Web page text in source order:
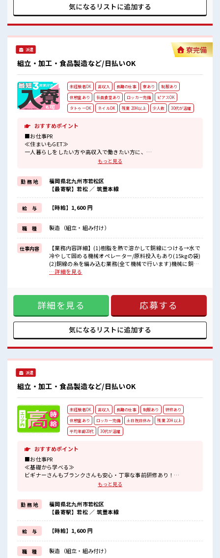
数の職場☆ 活気あふれる20代活躍中の職場です☆ 休憩室完備
気になるリストに追加する
派遣
組立・加工・食品製造など/日払いOK
寮完備
未経験者OK 高収入 長期の仕事 寮あり
制服あり
休憩室あり
社員食堂あり ロッカー完備
ピアスOK
タトゥーOK
ネイルOK 残業 20H以上 少人数 30代が活躍
おすすめポイント
■お仕事PR
≪住まいもGET≫
一人暮らしをしたい方や高収入で働きたい方に、
オススメしたい寮完備のお仕事！
安心して寮で新生活がスタートできます♪
基本的に赴任地までの交通費が出ますので遠方の方もご安心くださ
(規定有)≪残業で稼げる≫
高収入を希望される方にオススメ。
残業は月20時間以上あります♪
≪動きやすい制服アリ≫
制服があるので、
毎日の服装の悩み解消♪
■職場の雰囲気
少人数でアットホームな雰囲気の職場！
休憩室で自分タイム！
ロッカー付き職場♪
残業多め！
稼ぎたい方は必見！
もっと見る
勤 務 地
福岡県北九州市若松区
【最寄駅】若松 ／ 筑豊本線
給 与 【時給】1,600 円
職 種 製造（組立・組み付け）
仕事内容
【業務内容詳細】(1)樹脂を熱で溶かして銅線につける→水で
冷やして固める機械オペレーター/原料投入もあり(15kgの袋)
(2)銅線の糸を編み込む業務(全て機械で行います)機械に銅線
をセット/特殊な製品の原料は手作業で投入の為原料をもって
ですが方向転換に力がいります。(3)機械にボビンごと機械を
セット/(2)よりサイズは小さいが重いのでホイストクレーンを
使用して持ち上げます。銅線に機械でテープを巻くのでテー
プが切れたら機械にセットします。機械操作し条件出ししま
す。他監視業務【重量】MAX15kg【座り立ち】立ち【ライン
orセル】【取扱製品情報】電気通信用ケーブル同軸ケーブル
人暮らしスタートにもピッタリ♪ ■お仕事PR ≪住まいも
GET≫ 一人暮らしをしたい方や高収入で働きたい方に、 オス
本的に赴任地までの交通費が出ますので遠方の方もご安心く
ださい！ (規定有)≪残業で稼げる≫ 高収入を希望される方に
オススメ。 残業は月20時間以上あります♪ ≪動きやすい制服
アリ≫ 制服があるので、 毎日の服装の悩み解消♪ ■職場の雰
囲気 少人数でアットホームな雰囲気の職場！ 休憩室で自分タ
イム！ のんびりスマホチェック♪ 持ち物が多いあなたにもぴ
ったり☆ ロッカー付き職場♪ 残業多め！ 稼ぎたい方は必見！
…詳細を見る
詳細を見る 応募する
気になるリストに追加する
派遣
組立・加工・食品製造など/日払いOK
未経験者OK 高収入 長期の仕事 制服あり
研修あり
休憩室あり
ロッカー完備 土日祝日休み
残業 20H以上
平均年齢20代
30代が活躍
おすすめポイント
■お仕事PR
≪基礎から学べる≫
ビギナーさんもブランクさんも安心・丁寧な事前研修あり！
残業は月20時間以上あります♪
≪週休2日制≫
週末は家族や友人と一緒にプライベート満喫！
制服があると毎日の服選びに悩まずOK♪
≪未経験OKの仕事≫
新しいことにチャレンジするのは不安だけど、
しっかり働く環境が整っています！
イチからスキルUP・ステップUP目指していきましょう！
もっと見る
勤 務 地
福岡県北九州市若松区
【最寄駅】若松 ／ 筑豊本線
給 与 【時給】1,600 円
職 種 製造（組立・組み付け）